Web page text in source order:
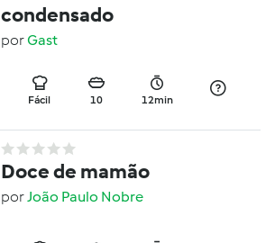
condensado
porGast
Fácil 10 12min
Doce de mamão
porJoão Paulo Nobre